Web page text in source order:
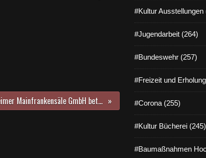
Veitshöchheimer Mainfrankensäle GmbH beteiligte sich in der Nacht von Montag auf Dienstag an der bundesweiten Aktion NIGHT OF LIGHT
#Kultur Ausstellungen
#Jugendarbeit (264)
#Bundeswehr (257)
#Freizeit und
#Corona (255)
#Kultur Bücherei (245)
#Baumaßnahmen